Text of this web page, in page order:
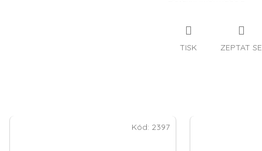
TISK ZEPTAT SE
Kód: 2397